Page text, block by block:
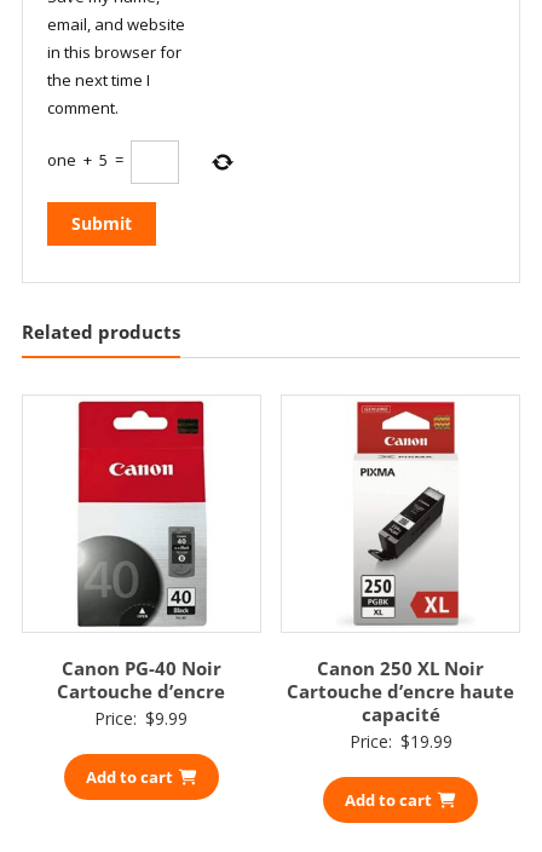
email, and website
in this browser for
the next time I
comment.
one + 5 =
Related products
Canon PG-40 Noir
Cartouche d’encre
Price: $9.99
Add to cart
Canon 250 XL Noir
Cartouche d’encre haute
capacité
Price: $19.99
Add to cart